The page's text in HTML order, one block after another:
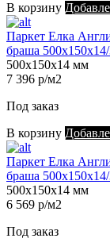
В корзину
Паркет Елка
браша
500х150х14 мм
7 396 р/м2
Под заказ
В корзину
Паркет Елка
браша
500х150х14 мм
6 569 р/м2
Под заказ